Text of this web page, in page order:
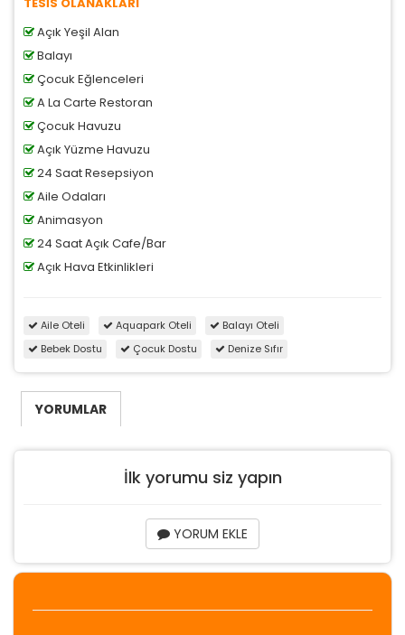
Açık Yeşil Alan
Balayı
Çocuk Eğlenceleri
A La Carte Restoran
Çocuk Havuzu
Açık Yüzme Havuzu
24 Saat Resepsiyon
Aile Odaları
Animasyon
24 Saat Açık Cafe/Bar
Açık Hava Etkinlikleri
Aile Oteli Aquapark Oteli
Balayı Oteli
Bebek Dostu
Çocuk Dostu Denize Sıfır
YORUMLAR
İlk yorumu siz yapın
YORUM EKLE